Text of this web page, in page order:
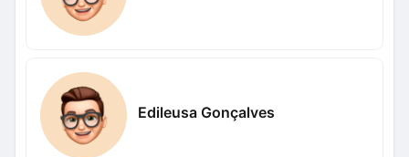
Edileusa Gonçalves